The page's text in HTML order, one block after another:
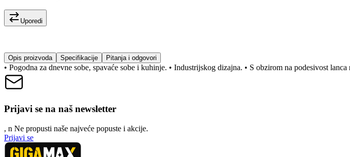
Uporedi
Opis proizvoda Specifikacije Pitanja i odgovori
• Pogodna za dnevne sobe, spavaće sobe i kuhinje. • Industrijskog dizajna. • S obzirom na podesivost
Prijavi se na naš newsletter
, n Ne propusti naše najveće popuste i akcije.
Prijavi se